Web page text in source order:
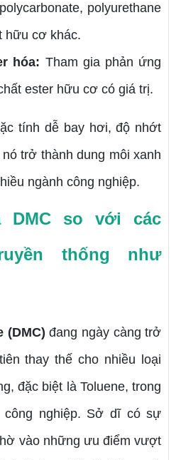
polyurethane
hữu cơ khác.
hóa: Tham gia phản ứng
ester hữu cơ có giá trị.
tính dễ bay hơi, độ nhớt
trở thành dung môi xanh
ngành công nghiệp.
DMC so với các
thống như
(DMC) đang ngày càng trở
thay thế cho nhiều loại
đặc biệt là Toluene, trong
công nghiệp. Sở dĩ có sự
vào những ưu điểm vượt